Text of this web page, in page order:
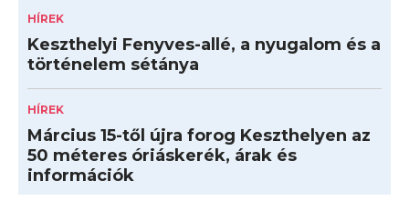
HÍREK
Keszthelyi Fenyves-allé, a nyugalom és a
történelem sétánya
HÍREK
Március 15-től újra forog Keszthelyen az
50 méteres óriáskerék, árak és
információk